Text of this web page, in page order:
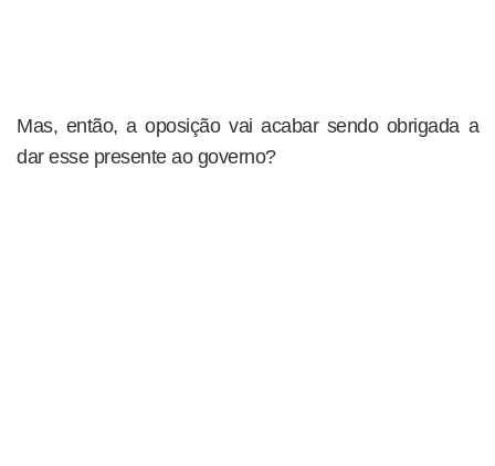
Mas, então, a oposição vai acabar sendo obrigada a
dar esse presente ao governo?